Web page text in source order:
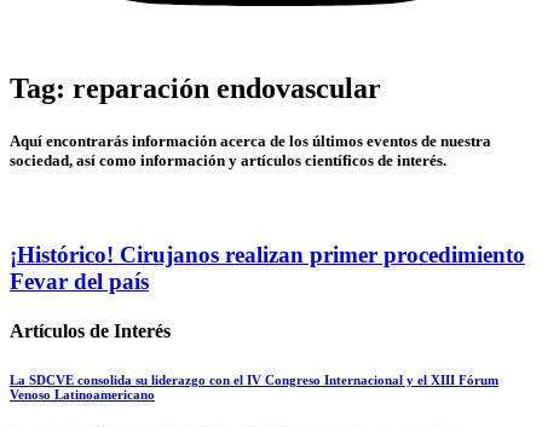
Tag: reparación endovascular
Aquí encontrarás información acerca de los últimos eventos de nuestra
sociedad, así como información y artículos científicos de interés.
¡Histórico! Cirujanos realizan primer procedimiento
Fevar del país
Artículos de Interés
La SDCVE consolida su liderazgo con el IV Congreso Internacional y el XIII Fórum
Venoso Latinoamericano